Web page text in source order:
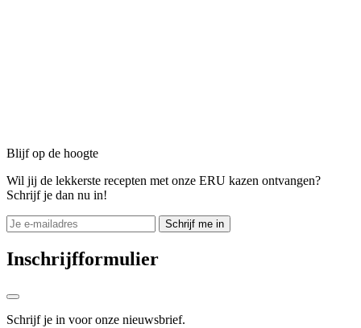
Blijf op de hoogte
Wil jij de lekkerste recepten met onze ERU kazen ontvangen?
Schrijf je dan nu in!
Schrijf me in
Inschrijfformulier
Schrijf je in voor onze nieuwsbrief.